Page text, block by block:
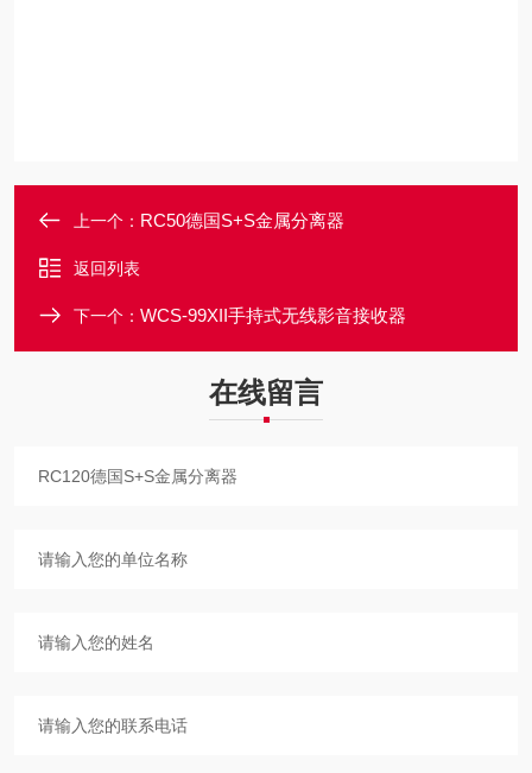
上一个： RC50德国S+S金属分离器
返回列表
下一个： WCS-99XII手持式无线影音接收器
在线留言